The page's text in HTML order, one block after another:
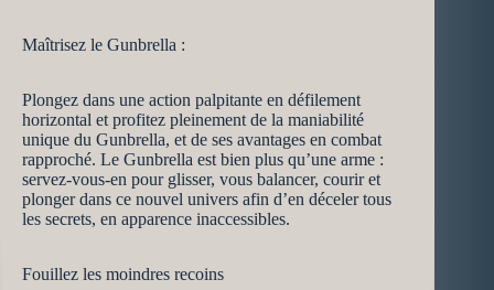
Maîtrisez le Gunbrella :
Plongez dans une action palpitante en défilement
horizontal et profitez pleinement de la maniabilité
unique du Gunbrella, et de ses avantages en combat
rapproché. Le Gunbrella est bien plus qu’une arme :
servez-vous-en pour glisser, vous balancer, courir et
plonger dans ce nouvel univers afin d’en déceler tous
les secrets, en apparence inaccessibles.
Fouillez les moindres recoins